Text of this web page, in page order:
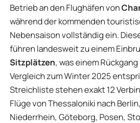
Betrieb an den Flughäfen von
während der kommenden
Nebensaison vollständig ein.
führen landesweit zu einem
Sitzplätzen, was einem
Vergleich zum Winter 2025
Streichliste stehen exakt 12
Flüge von Thessaloniki nach
Niederrhein, Göteborg, Posen,